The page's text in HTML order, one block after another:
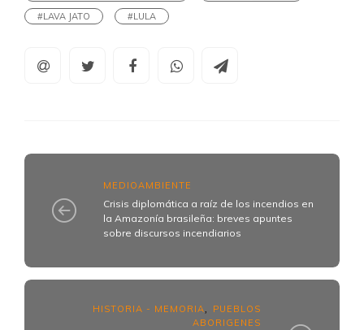
#LAVA JATO
#LULA
MEDIOAMBIENTE
Crisis diplomática a raíz de los incendios en
la Amazonía brasileña: breves apuntes
sobre discursos incendiarios
HISTORIA - MEMORIA
PUEBLOS
ABORIGENES